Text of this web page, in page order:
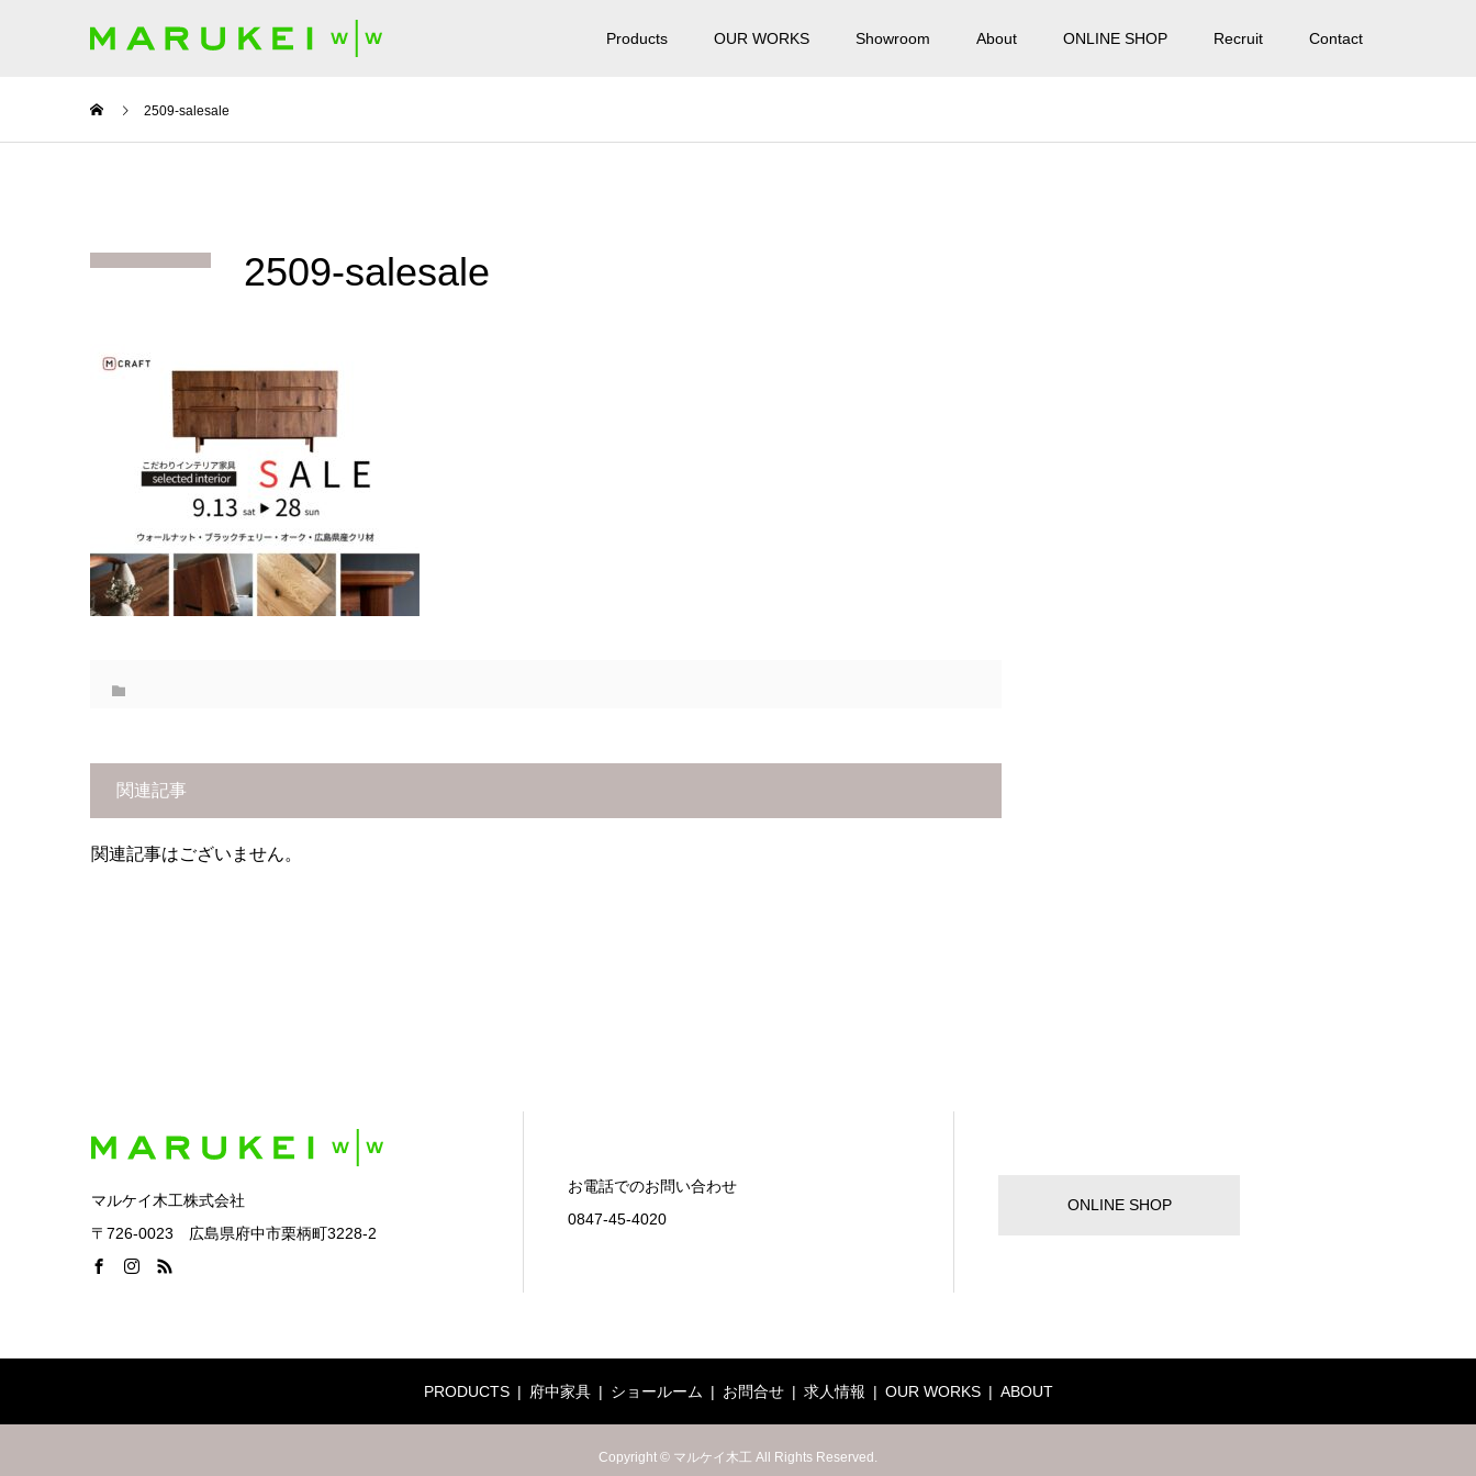
Products OUR WORKS Showroom About ONLINE SHOP Recruit Contact
2509-salesale
2509-salesale
関連記事
関連記事はございません。
マルケイ木工株式会社
〒726-0023 広島県府中市栗柄町3228-2
お電話でのお問い合わせ
0847-45-4020
ONLINE SHOP
PRODUCTS 府中家具 ショールーム お問合せ 求人情報 OUR WORKS ABOUT
Copyright © マルケイ木工 All Rights Reserved.